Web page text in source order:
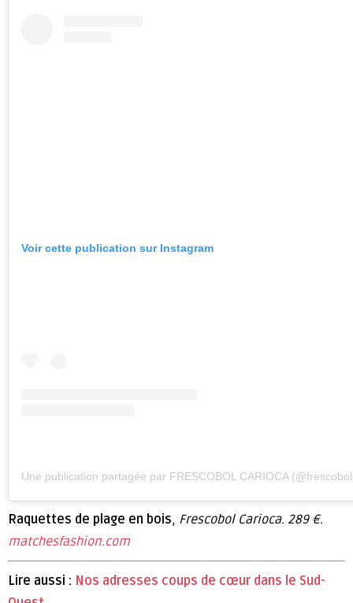
Voir cette publication sur Instagram
Une publication partagée par FRESCOBOL CARIOCA
Raquettes de plage en bois, Frescobol Carioca. 289 €.
matchesfashion.com
Lire aussi : Nos adresses coups de cœur dans le Sud-